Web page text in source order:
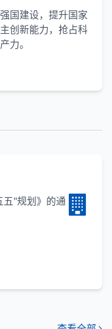
国建设，提升国家
创新能力，抢占科
力。
五"规划》的通